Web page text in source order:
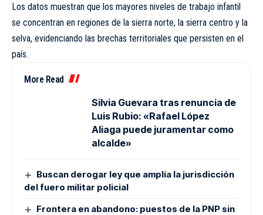
Los datos muestran que los mayores niveles de trabajo infantil
se concentran en regiones de la sierra norte, la sierra centro y la
selva, evidenciando las brechas territoriales que persisten en el
país.
More Read
Silvia Guevara tras renuncia de
Luis Rubio: «Rafael López
Aliaga puede juramentar como
alcalde»
Buscan derogar ley que amplía la jurisdicción
del fuero militar policial
Frontera en abandono: puestos de la PNP sin